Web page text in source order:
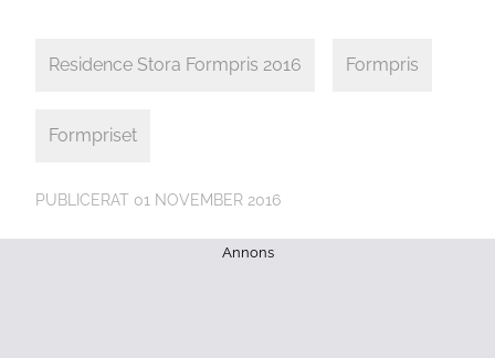
Residence Stora Formpris 2016 Formpris
Formpriset
PUBLICERAT 01 NOVEMBER 2016
Annons